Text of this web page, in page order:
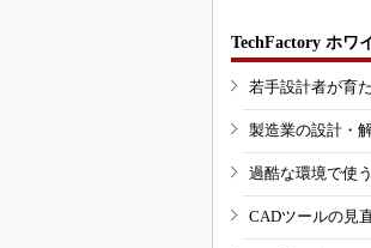
TechFactory ホワ
若手設計者が育
製造業の設計・
過酷な環境で使
CADツールの見